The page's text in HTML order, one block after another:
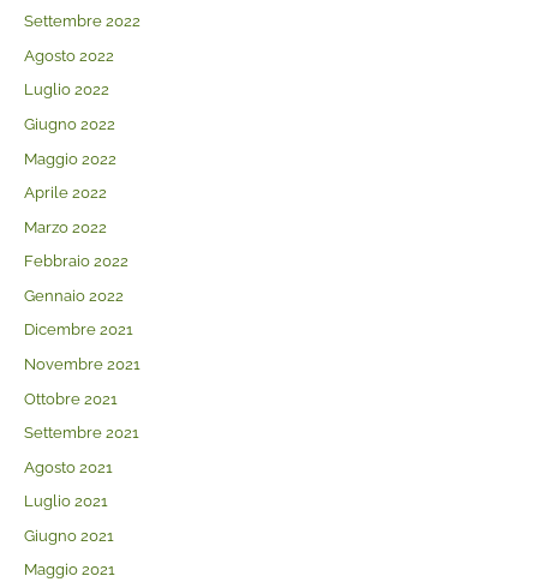
Settembre 2022
Agosto 2022
Luglio 2022
Giugno 2022
Maggio 2022
Aprile 2022
Marzo 2022
Febbraio 2022
Gennaio 2022
Dicembre 2021
Novembre 2021
Ottobre 2021
Settembre 2021
Agosto 2021
Luglio 2021
Giugno 2021
Maggio 2021